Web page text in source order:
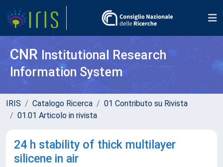
CNR Institutional Research
Information System
IRIS Catalogo Ricerca
01 Contributo su Rivista
01.01 Articolo in rivista
24 h stability of thick multilayer
silicene in air